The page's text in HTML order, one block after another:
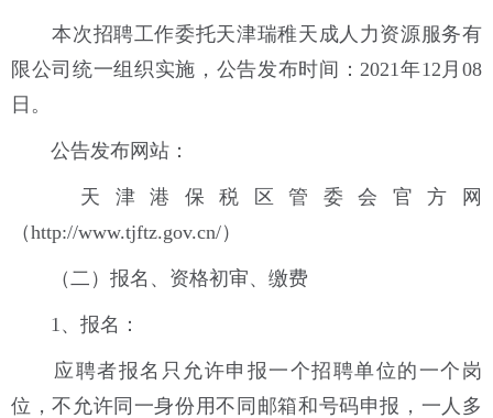
本次招聘工作委托天津瑞稚天成人力资源服务有
限公司统一组织实施，公告发布时间：2021年12月08
日。
公告发布网站：
天津港保税区管委会官方网
（http://www.tjftz.gov.cn/）
（二）报名、资格初审、缴费
1、报名：
应聘者报名只允许申报一个招聘单位的一个岗
位，不允许同一身份用不同邮箱和号码申报，一人多